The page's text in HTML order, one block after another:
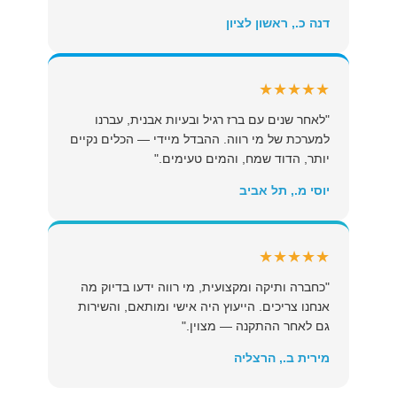
דנה כ., ראשון לציון
★★★★★
"לאחר שנים עם ברז רגיל ובעיות אבנית, עברנו
למערכת של מי רווה. ההבדל מיידי — הכלים נקיים
יותר, הדוד שמח, והמים טעימים."
יוסי מ., תל אביב
★★★★★
"כחברה ותיקה ומקצועית, מי רווה ידעו בדיוק מה
אנחנו צריכים. הייעוץ היה אישי ומותאם, והשירות
גם לאחר ההתקנה — מצוין."
מירית ב., הרצליה